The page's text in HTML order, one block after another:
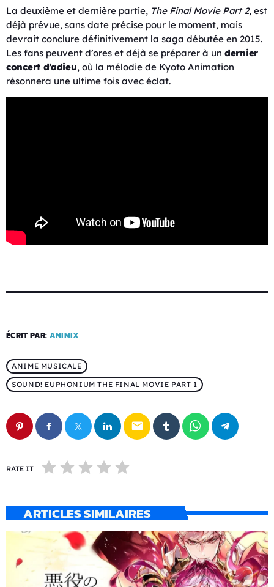
La deuxième et dernière partie, The Final Movie Part 2, est
déjà prévue, sans date précise pour le moment, mais
devrait conclure définitivement la saga débutée en 2015.
Les fans peuvent d’ores et déjà se préparer à un dernier
concert d’adieu, où la mélodie de Kyoto Animation
résonnera une ultime fois avec éclat.
ÉCRIT PAR: ANIMIX
ANIME MUSICALE
SOUND! EUPHONIUM THE FINAL MOVIE PART 1
email
RATE IT
ARTICLES SIMILAIRES